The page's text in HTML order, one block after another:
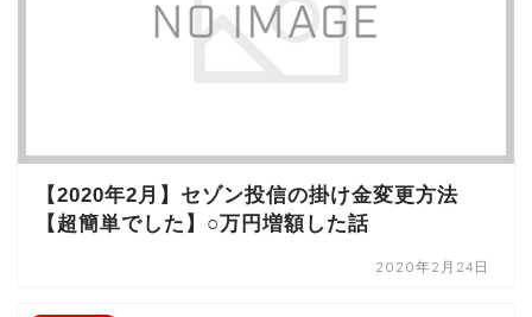
【2020年2月】セゾン投信の掛け金変更方法
【超簡単でした】○万円増額した話
2020年2月24日